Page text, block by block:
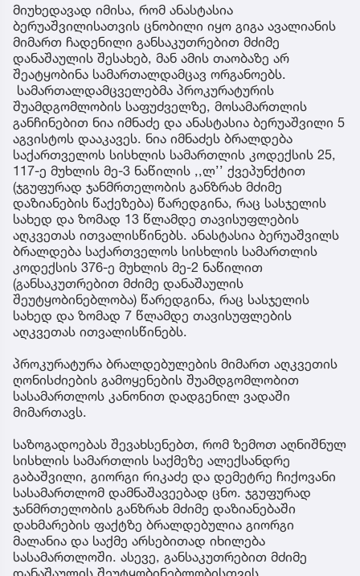
მიუხედავად იმისა, რომ ანასტასია
ბერუაშვილისათვის ცნობილი იყო გიგა ავალიანის
მიმართ ჩადენილი განსაკუთრებით მძიმე
დანაშაულის შესახებ, მან ამის თაობაზე არ
შეატყობინა სამართალდამცავ ორგანოებს.
სამართალდამცველებმა პროკურატურის
შუამდგომლობის საფუძველზე, მოსამართლის
განჩინებით ნია იმნაძე და ანასტასია ბერუაშვილი 5
აგვისტოს დააკავეს. ნია იმნაძეს ბრალდება
საქართველოს სისხლის სამართლის კოდექსის 25,
117-ე მუხლის მე-3 ნაწილის ,,ლ’’ ქვეპუნქტით
(ჯგუფურად ჯანმრთელობის განზრახ მძიმე
დაზიანების წაქეზება) წარედგინა, რაც სასჯელის
სახედ და ზომად 13 წლამდე თავისუფლების
აღკვეთას ითვალისწინებს. ანასტასია ბერუაშვილს
ბრალდება საქართველოს სისხლის სამართლის
კოდექსის 376-ე მუხლის მე-2 ნაწილით
(განსაკუთრებით მძიმე დანაშაულის
შეუტყობინებლობა) წარედგინა, რაც სასჯელის
სახედ და ზომად 7 წლამდე თავისუფლების
აღკვეთას ითვალისწინებს.
პროკურატურა ბრალდებულების მიმართ აღკვეთის
ღონისძიების გამოყენების შუამდგომლობით
სასამართლოს კანონით დადგენილ ვადაში
მიმართავს.
საზოგადოებას შევახსენებთ, რომ ზემოთ აღნიშნულ
სისხლის სამართლის საქმეზე ალექსანდრე
გაბაშვილი, გიორგი რიკაძე და დემეტრე ჩიქოვანი
სასამართლომ დამნაშავეებად ცნო. ჯგუფურად
ჯანმრთელობის განზრახ მძიმე დაზიანებაში
დახმარების ფაქტზე ბრალდებულია გიორგი
მალანია და საქმე არსებითად იხილება
სასამართლოში. ასევე, განსაკუთრებით მძიმე
დანაშაულის შეუტყობინებლობისთვის